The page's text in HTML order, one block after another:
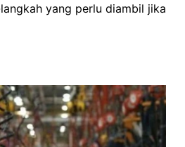
yang perlu diambil jika